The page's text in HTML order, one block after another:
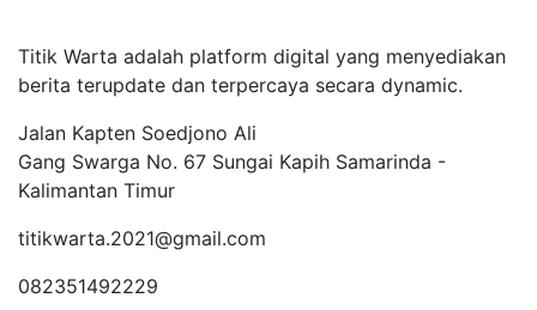
Titik Warta adalah platform digital yang menyediakan
berita terupdate dan terpercaya secara dynamic.
Jalan Kapten Soedjono Ali
Gang Swarga No. 67 Sungai Kapih Samarinda -
Kalimantan Timur
titikwarta.2021@gmail.com
082351492229